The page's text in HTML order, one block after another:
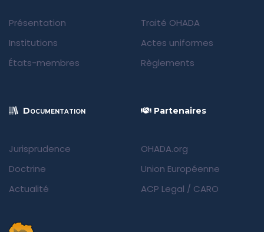
Présentation
Institutions
États-membres
Traité OHADA
Actes uniformes
Règlements
Documentation
Jurisprudence
Doctrine
Actualité
Partenaires
OHADA.org
Union Européenne
ACP Legal / CARO